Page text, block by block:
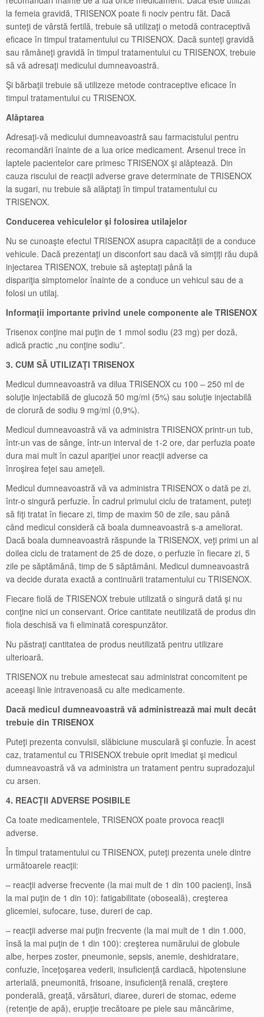
la femeia gravidă, TRISENOX poate fi nociv pentru făt. Dacă
sunteţi de vârstă fertilă, trebuie să utilizaţi o metodă contraceptivă
eficace în timpul tratamentului cu TRISENOX. Dacă sunteţi gravidă
sau rămâneţi gravidă în timpul tratamentului cu TRISENOX, trebuie
să vă adresaţi medicului dumneavoastră.
Şi bărbaţii trebuie să utilizeze metode contraceptive eficace în
timpul tratamentului cu TRISENOX.
Alăptarea
Adresaţi-vă medicului dumneavoastră sau farmacistului pentru
recomandări înainte de a lua orice medicament. Arsenul trece în
laptele pacientelor care primesc TRISENOX şi alăptează. Din
cauza riscului de reacţii adverse grave determinate de TRISENOX
la sugari, nu trebuie să alăptaţi în timpul tratamentului cu
TRISENOX.
Conducerea vehiculelor şi folosirea utilajelor
Nu se cunoaşte efectul TRISENOX asupra capacităţii de a conduce
vehicule. Dacă prezentaţi un disconfort sau dacă vă simţiţi rău după
injectarea TRISENOX, trebuie să aşteptaţi până la
dispariţia simptomelor înainte de a conduce un vehicul sau de a
folosi un utilaj.
Informaţii importante privind unele componente ale TRISENOX
Trisenox conţine mai puţin de 1 mmol sodiu (23 mg) per doză,
adică practic „nu conţine sodiu”.
3. CUM SĂ UTILIZAŢI TRISENOX
Medicul dumneavoastră va dilua TRISENOX cu 100 – 250 ml de
soluţie injectabilă de glucoză 50 mg/ml (5%) sau soluţie injectabilă
de clorură de sodiu 9 mg/ml (0,9%).
Medicul dumneavoastră vă va administra TRISENOX printr-un tub,
într-un vas de sânge, într-un interval de 1-2 ore, dar perfuzia poate
dura mai mult în cazul apariţiei unor reacţii adverse ca
înroşirea feţei sau ameţeli.
Medicul dumneavoastră vă va administra TRISENOX o dată pe zi,
într-o singură perfuzie. În cadrul primului ciclu de tratament, puteţi
să fiţi tratat în fiecare zi, timp de maxim 50 de zile, sau până
când medicul consideră că boala dumneavoastră s-a ameliorat.
Dacă boala dumneavoastră răspunde la TRISENOX, veţi primi un al
doilea ciclu de tratament de 25 de doze, o perfuzie în fiecare zi, 5
zile pe săptămână, timp de 5 săptămâni. Medicul dumneavoastră
va decide durata exactă a continuării tratamentului cu TRISENOX.
Fiecare fiolă de TRISENOX trebuie utilizată o singură dată şi nu
conţine nici un conservant. Orice cantitate neutilizată de produs din
fiola deschisă va fi eliminată corespunzător.
Nu păstraţi cantitatea de produs neutilizată pentru utilizare
ulterioară.
TRISENOX nu trebuie amestecat sau administrat concomitent pe
aceeaşi linie intravenoasă cu alte medicamente.
Dacă medicul dumneavoastră vă administrează mai mult decât
trebuie din TRISENOX
Puteţi prezenta convulsii, slăbiciune musculară şi confuzie. În acest
caz, tratamentul cu TRISENOX trebuie oprit imediat şi medicul
dumneavoastră vă va administra un tratament pentru supradozajul
cu arsen.
4. REACŢII ADVERSE POSIBILE
Ca toate medicamentele, TRISENOX poate provoca reacţii
adverse.
În timpul tratamentului cu TRISENOX, puteţi prezenta unele dintre
următoarele reacţii:
– reacţii adverse frecvente (la mai mult de 1 din 100 pacienţi, însă
la mai puţin de 1 din 10): fatigabilitate (oboseală), creşterea
glicemiei, sufocare, tuse, dureri de cap.
– reacţii adverse mai puţin frecvente (la mai mult de 1 din 1.000,
însă la mai puţin de 1 din 100): creşterea numărului de globule
albe, herpes zoster, pneumonie, sepsis, anemie, deshidratare,
confuzie, înceţoşarea vederii, insuficienţă cardiacă, hipotensiune
arterială, pneumonită, frisoane, insuficienţă renală, creştere
ponderală, greaţă, vărsături, diaree, dureri de stomac, edeme
(retenţie de apă), erupţie trecătoare pe piele sau mâncărime,